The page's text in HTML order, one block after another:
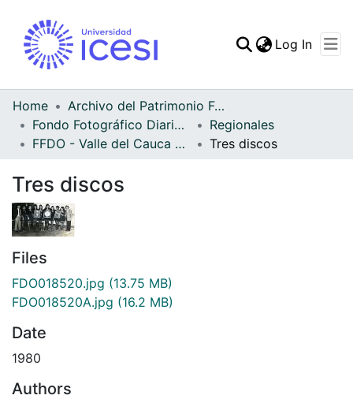
Statistics
Log In
Home
Archivo del Patrimonio Fotográfico y Fílmico del Valle del Cauca
Fondo Fotográfico Diario Occidente
Regionales
FFDO - Valle del Cauca - Patrimonial
Tres discos
Tres discos
Files
FDO018520.jpg (13.75 MB)
FDO018520A.jpg (16.2 MB)
Date
1980
Authors